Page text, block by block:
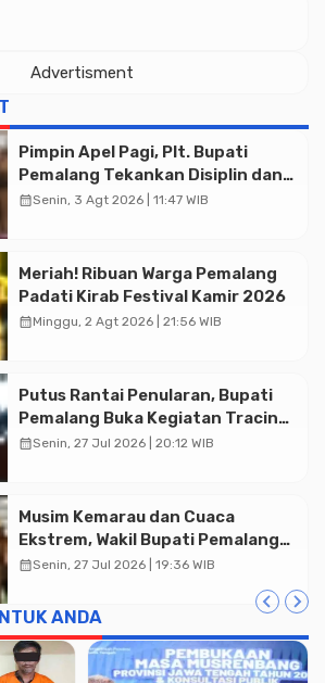
Advertisment
Pimpin Apel Pagi, Plt. Bupati
Pemalang Tekankan Disiplin dan
Soliditas ASN untuk Pelayanan
calendar_monthSenin, 3 Agt 2026 | 11:47 WIB
Meriah! Ribuan Warga Pemalang
Padati Kirab Festival Kamir 2026
calendar_monthMinggu, 2 Agt 2026 | 21:56 WIB
Putus Rantai Penularan, Bupati
Pemalang Buka Kegiatan Tracing
TBC Terintegrasi di Mulyoharjo
calendar_monthSenin, 27 Jul 2026 | 20:12 WIB
Musim Kemarau dan Cuaca
Ekstrem, Wakil Bupati Pemalang
Ingatkan ASN Waspada Bahaya
calendar_monthSenin, 27 Jul 2026 | 19:36 WIB
ANDA